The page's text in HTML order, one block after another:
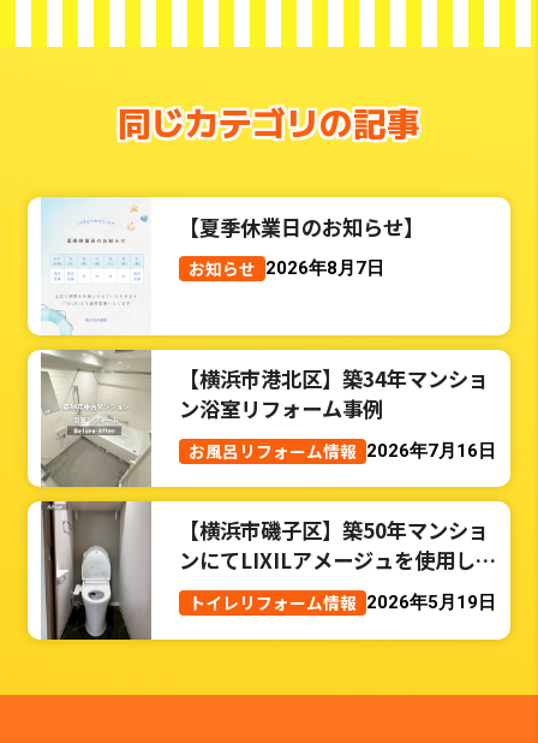
同じカテゴリの記事
【夏季休業日のお知らせ】
お知らせ 2026年8月7日
【横浜市港北区】築34年マンショ
ン浴室リフォーム事例
お風呂リフォーム情報 2026年7月16日
【横浜市磯子区】築50年マンショ
ンにてLIXILアメージュを使用した
トイレリフォーム事例
トイレリフォーム情報 2026年5月19日